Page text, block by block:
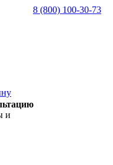
8 (800) 100-30-73
и